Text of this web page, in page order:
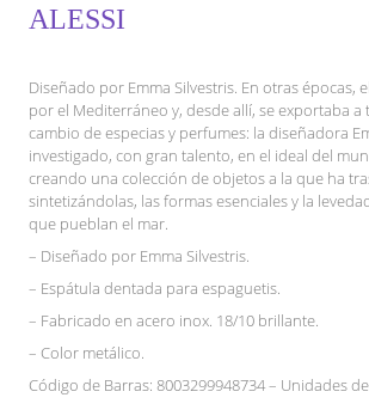
ALESSI
Diseñado por Emma Silvestris. En otras épocas,
por el Mediterráneo y, desde allí, se exportaba
cambio de especias y perfumes: la diseñadora
investigado, con gran talento, en el ideal del
creando una colección de objetos a la que ha
sintetizándolas, las formas esenciales y la
que pueblan el mar.
– Diseñado por Emma Silvestris.
– Espátula dentada para espaguetis.
– Fabricado en acero inox. 18/10 brillante.
– Color metálico.
Código de Barras: 8003299948734 – Unidades